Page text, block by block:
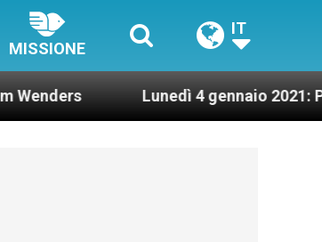
MISSIONE
IT
Lunedì 4 gennaio 2021: